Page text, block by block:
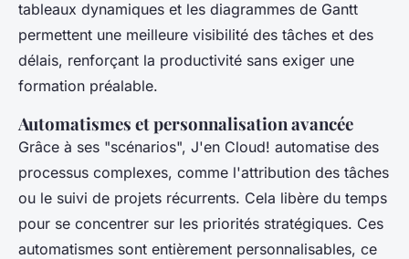
tableaux dynamiques et les diagrammes de Gantt
permettent une meilleure visibilité des tâches et des
délais, renforçant la productivité sans exiger une
formation préalable.
Automatismes et personnalisation avancée
Grâce à ses "scénarios", J'en Cloud! automatise des
processus complexes, comme l'attribution des tâches
ou le suivi de projets récurrents. Cela libère du temps
pour se concentrer sur les priorités stratégiques. Ces
automatismes sont entièrement personnalisables, ce